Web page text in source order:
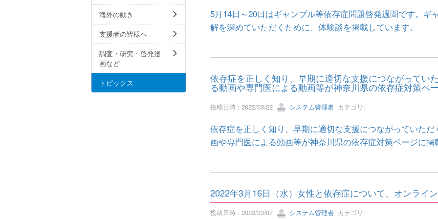
5月14日～20日はギャンブル等依存症問題啓発週間です。ギ
解を深めていただくために、体験談を掲載しています。
依存症を正しく知り、早期に適切な支援につながってい
る動画や専門医による動画等が神奈川県の依存症対策ペ
投稿日時 : 2022/03/22 システム管理者カテゴリ:
依存症を正しく知り、早期に適切な支援につながっていた
画や専門医による動画等が神奈川県の依存症対策ページに掲
2022年3月16日（水）女性と依存症について、オンライ
投稿日時 : 2022/03/07 システム管理者カテゴリ:
海外の動き
支援者の皆様へ
調査・研究・啓発漫
画など
トピックス